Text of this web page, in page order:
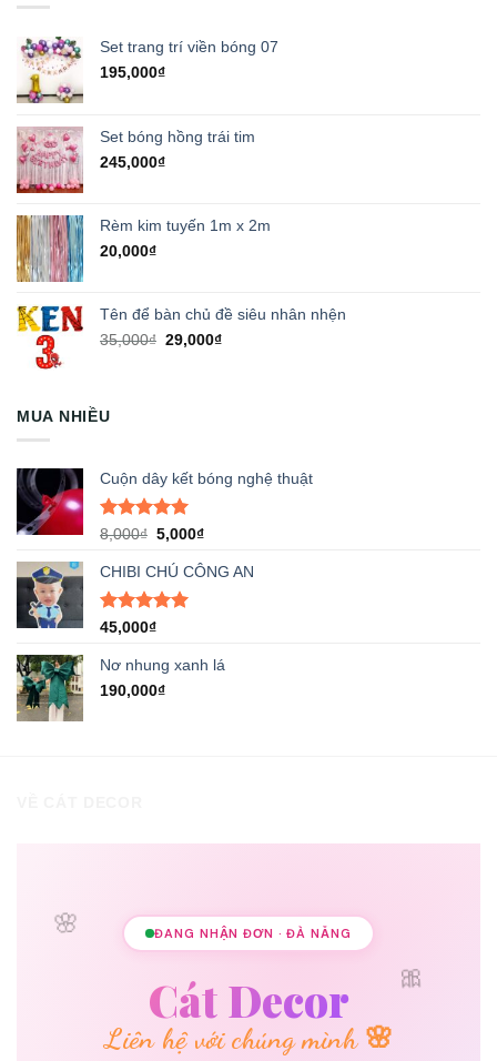
Set trang trí viền bóng 07
195,000₫
Set bóng hồng trái tim
245,000₫
Rèm kim tuyến 1m x 2m
20,000₫
Tên để bàn chủ đề siêu nhân nhện
35,000₫ Giá
29,000₫Giá
MUA NHIỀU
Cuộn dây kết bóng nghệ thuật
Được xếp
5 sao
8,000₫ Giá
là:
8,000₫.
5,000₫Giá
tại
CHIBI CHÚ CÔNG AN
Được xếp
5 sao
45,000₫
Nơ nhung xanh lá
190,000₫
🌸
🎀
ĐANG NHẬN ĐƠN · ĐÀ NẴNG
Cát Decor
Liên hệ với chúng mình 🌸